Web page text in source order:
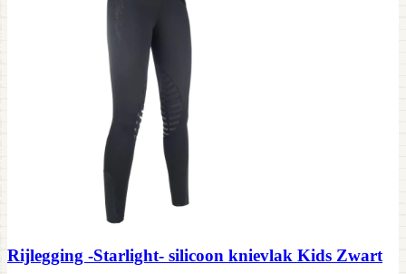
Rijlegging -Starlight- silicoon knievlak Kids Zwart